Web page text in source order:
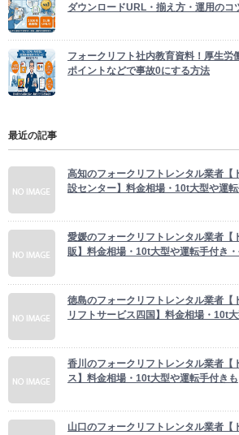
ダウンロードURL・揃え方・運用のコ
フォークリフト社内教育資料！厚生労
ポイントなどで事故0にする方法
最近の記事
高知のフォークリフトレンタル業者【
設センター】料金相場・10t大型や運
愛媛のフォークリフトレンタル業者【
販】料金相場・10t大型や運転手付き
徳島のフォークリフトレンタル業者【
リフトサービス四国】料金相場・10t
香川のフォークリフトレンタル業者【
ス】料金相場・10t大型や運転手付きも
山口のフォークリフトレンタル業者【